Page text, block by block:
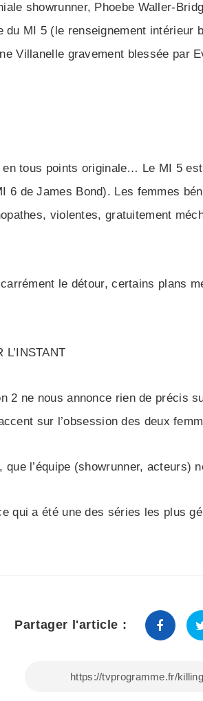
showrunner, Phoebe Waller-
du MI 5 (le renseignement
Villanelle gravement blessée par
tous points originale… Le MI 5
6 de James Bond). Les femmes
violentes, gratuitement
le détour, certains plans
2 ne nous annonce rien de précis
sur l’obsession des deux
l’équipe (showrunner,
qui a été une des séries les plus
Partager l'article :